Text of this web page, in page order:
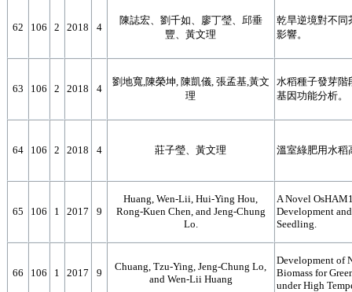
62 106 2 2018 4
陳誌宏、劉千如、廖丁瑩、邱垂
豐、黃文理
乾旱逆境對不同
影響。
63 106 2 2018 4
劉地寬,陳榮坤, 陳凱儀, 張孟基,黃文
理
水稻種子發芽階
基因功能分析。
64 106 2 2018 4 莊子瑩、黃文理 溫室綠肥用水稻
65 106 1 2017 9
Huang, Wen-Lii, Hui-Ying Hou,
Rong-Kuen Chen, and Jeng-Chung
Lo.
A Novel
Development
Seedling.
66 106 1 2017 9
Chuang, Tzu-Ying, Jeng-Chung Lo,
and Wen-Lii Huang
Development of
Biomass for
under High